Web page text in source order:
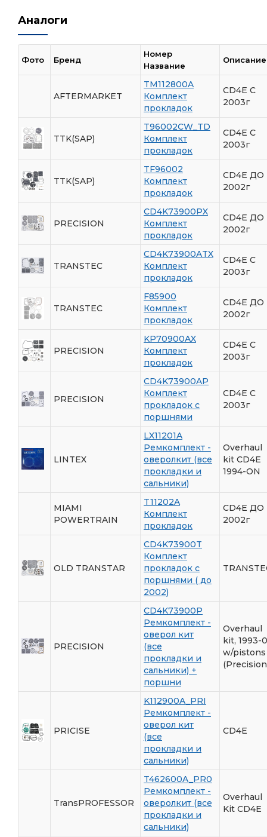
Аналоги
Фото Бренд
Номер
Название
Описание
AFTERMARKET
TM112800A
Комплект
прокладок
CD4E С
2003г
TTK(SAP)
T96002CW_TD
Комплект
прокладок
CD4E C
2003г
TTK(SAP)
TF96002
Комплект
прокладок
CD4E ДО
2002г
PRECISION
CD4K73900PX
Комплект
прокладок
CD4E ДО
2002г
TRANSTEC
CD4K73900ATX
Комплект
прокладок
CD4E C
2003г
TRANSTEC
F85900
Комплект
прокладок
CD4E ДО
2002г
PRECISION
KP70900AX
Комплект
прокладок
CD4E C
2003г
PRECISION
CD4K73900AP
Комплект
прокладок с
поршнями
CD4E C
2003г
LINTEX
LX11201A
Ремкомплект -
оверолкит (все
прокладки и
сальники)
Overhaul
kit CD4E
1994-ON
MIAMI
POWERTRAIN
T11202A
Комплект
прокладок
CD4E ДО
2002г
OLD TRANSTAR
CD4K73900T
Комплект
прокладок с
поршнями ( до
2002)
PRECISION
CD4K73900P
Ремкомплект -
оверол кит
(все
прокладки и
сальники) +
поршни
Overhaul
kit, 1993-
w/pistons
PRICISE
K112900A_PRI
Ремкомплект -
оверол кит
(все
прокладки и
сальники)
CD4E
TransPROFESSOR
T462600A_PR0
Ремкомплект -
оверолкит (все
прокладки и
сальники)
Overhaul
Kit CD4E